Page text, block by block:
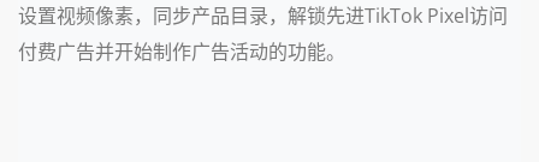
设置视频像素，同步产品目录，解锁先进TikTok Pixel访问
付费广告并开始制作广告活动的功能。